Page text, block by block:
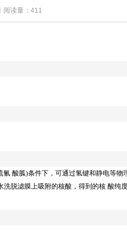
读量： 411
氰酸胍)条件下，可通过氢键和静电等物
洗脱滤膜上吸附的核酸，得到的核酸纯